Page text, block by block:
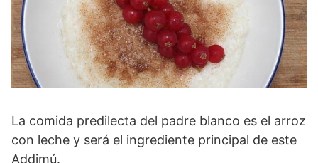
La comida predilecta del padre blanco es el arroz
con leche y será el ingrediente principal de este
Addimú.